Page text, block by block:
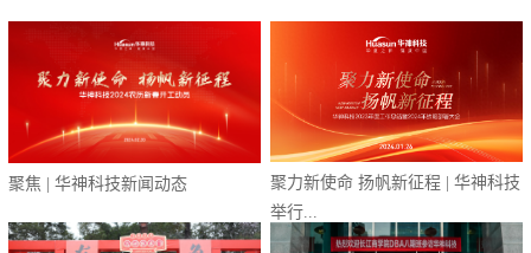
聚焦 | 华神科技新闻动态
聚力新使命 扬帆新征程 | 华神科技
举行...